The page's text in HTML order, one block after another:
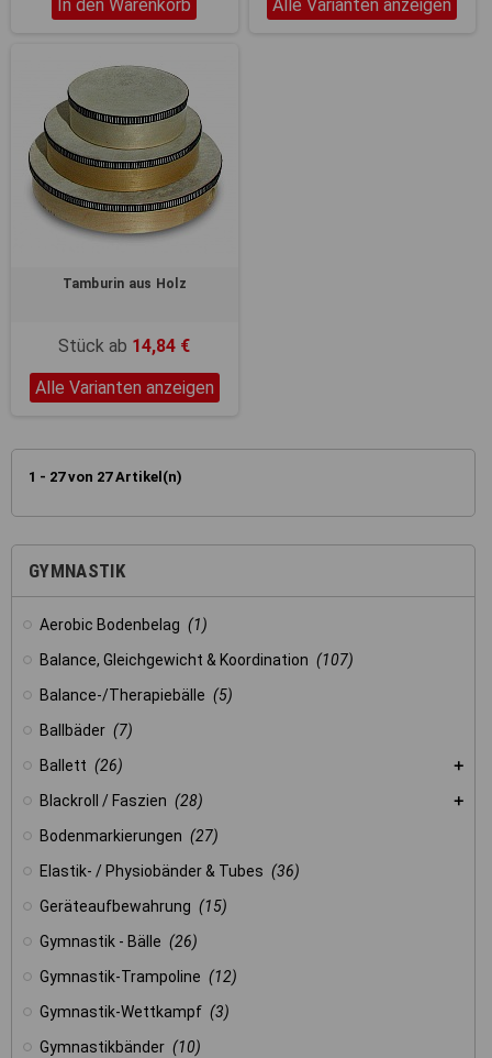
GYMNASTIK
Aerobic Bodenbelag (1)
Balance, Gleichgewicht & Koordination (107)
Balance-/Therapiebälle (5)
Ballbäder (7)
Ballett (26)
Blackroll / Faszien (28)
Bodenmarkierungen (27)
Elastik- / Physiobänder & Tubes (36)
Geräteaufbewahrung (15)
Gymnastik - Bälle (26)
Gymnastik-Trampoline (12)
Gymnastik-Wettkampf (3)
Gymnastikbänder (10)
In den Warenkorb Alle Varianten anzeigen
Tamburin aus Holz
Stück ab 14,84 €
Alle Varianten anzeigen
1 - 27 von 27 Artikel(n)